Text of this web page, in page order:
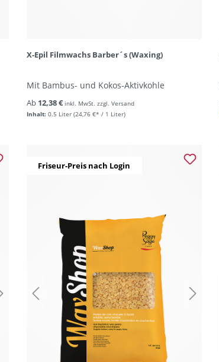
X-Epil Filmwachs Barber´s (Waxing)
Mit Bambus- und Kokos-Aktivkohle
Inhalt: 0.5 Liter (24,76 €* / 1 Liter)
Ab 12,38 € inkl. MwSt. zzgl. Versand
Friseur-Preis nach Login